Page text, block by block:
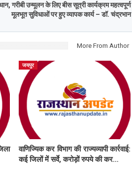
गरीबी उन्मूलन के लिए बीस सूत्री कार्यक्रम महत्वपूर्ण
मूलभूत सुविधाओं पर हुए व्यापक कार्य – डॉ. चंद्रभान
More From Author
जयपुर
वाणिज्यिक कर विभाग की राज्यव्यापी कार्रवाई:
कई जिलों में सर्वे, करोड़ों रुपये की कर…